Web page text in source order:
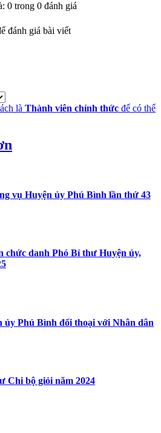
0 trong 0 đánh giá
đánh giá bài viết
là Thành viên chính thức để có thể
vụ Huyện ủy Phú Bình lần thứ 43
chức danh Phó Bí thư Huyện ủy,
Phú Bình đối thoại với Nhân dân
Chi bộ giỏi năm 2024